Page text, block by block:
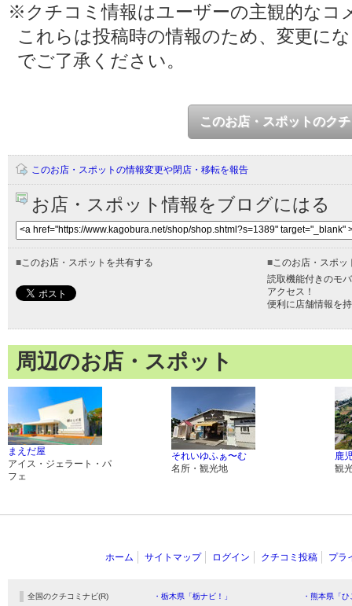
※クチコミ情報はユーザーの主観的なコ
これらは投稿時の情報のため、変更に
でご了承ください。
このお店・スポットのク
このお店・スポットの情報変更や閉店・移転を報告
お店・スポット情報をブログにはる
■ このお店・スポットを共有する ■ このお店・スポ
読取機能付きのモ
アクセス！
便利に店舗情報を
周辺のお店・スポット
まえだ屋
アイス・ジェラート・パ
フェ
それいゆふぁ〜む
名所・観光地
鹿
観
ホーム サイトマップ ログイン クチコミ投稿 プラ
全国のクチコミナビ(R) ・栃木県「栃ナビ！」 ・熊本県「